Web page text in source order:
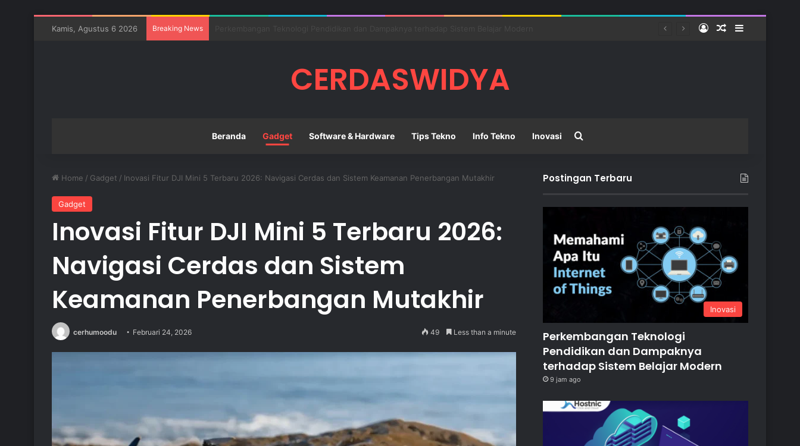
Kamis, Agustus 6 2026 Breaking News Log InRandom Article
Sidebar
CERDASWIDYA
Beranda Gadget Software & Hardware Tips Tekno Info Tekno Inovasi
Home / Gadget / Inovasi Fitur DJI Mini 5 Terbaru 2026: Navigasi Cerdas dan Sistem Keamanan Penerbangan Mutakhir
Gadget
Inovasi Fitur DJI Mini 5 Terbaru 2026:
Navigasi Cerdas dan Sistem
Keamanan Penerbangan Mutakhir
cerhumoodu Februari 24, 2026 49 Less than a minute
Postingan Terbaru
Inovasi
Perkembangan Teknologi
Pendidikan dan Dampaknya
terhadap Sistem Belajar Modern
9 jam ago